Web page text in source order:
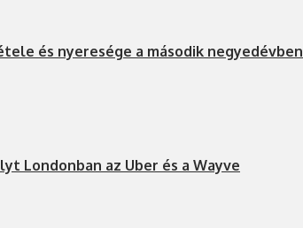
és nyeresége a második negyedévben
Londonban az Uber és a Wayve